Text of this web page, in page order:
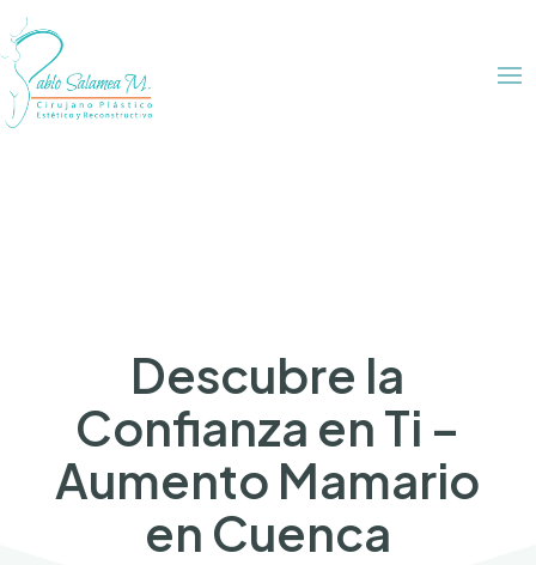
Descubre la
Confianza en Ti –
Aumento Mamario
en Cuenca